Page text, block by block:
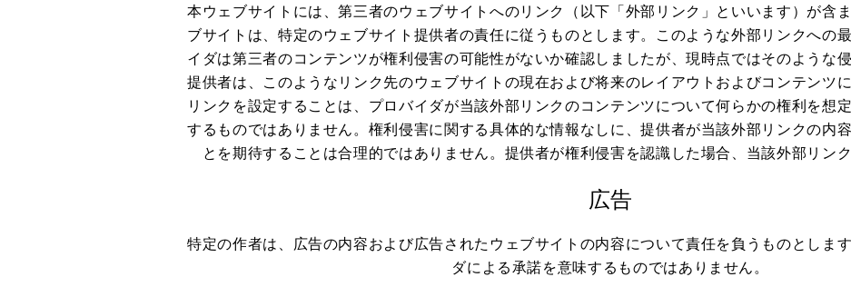
本ウェブサイトには、第三者のウェブサイトへのリンク（以下「外部リンク」といいます）が含
ブサイトは、特定のウェブサイト提供者の責任に従うものとします。このような外部リンクへの
イダは第三者のコンテンツが権利侵害の可能性がないか確認しましたが、現時点ではそのような
提供者は、このようなリンク先のウェブサイトの現在および将来のレイアウトおよびコンテンツ
リンクを設定することは、プロバイダが当該外部リンクのコンテンツについて何らかの権利を想
するものではありません。権利侵害に関する具体的な情報なしに、提供者が当該外部リンクの内
とを期待することは合理的ではありません。提供者が権利侵害を認識した場合、当該外部リン
広告
特定の作者は、広告の内容および広告されたウェブサイトの内容について責任を負うものとしま
ダによる承諾を意味するものではありません。